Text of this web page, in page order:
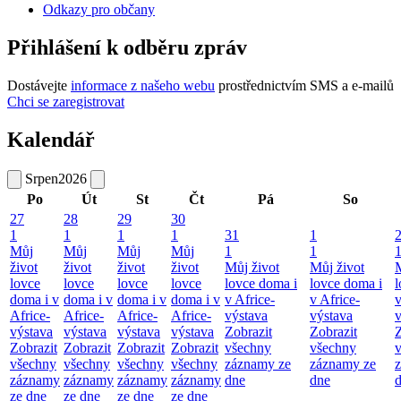
Odkazy pro občany
Přihlášení k odběru zpráv
Dostávejte informace z našeho webu prostřednictvím SMS a e-mailů
Chci se zaregistrovat
Kalendář
Srpen2026
Po
Út St Čt Pá
So
27
1
Můj
život
lovce
doma i v
Africe-
výstava
Zobrazit
všechny
záznamy
ze dne
28
1
Můj
život
lovce
doma i v
Africe-
výstava
Zobrazit
všechny
záznamy
ze dne
29
1
Můj
život
lovce
doma i v
Africe-
výstava
Zobrazit
všechny
záznamy
ze dne
30
1
Můj
život
lovce
doma i v
Africe-
výstava
Zobrazit
všechny
záznamy
ze dne
31
1
Můj život
lovce doma i
v Africe-
výstava
Zobrazit
všechny
záznamy ze
dne
1
1
Můj život
lovce doma i
v Africe-
výstava
Zobrazit
všechny
záznamy ze
dne
2
1